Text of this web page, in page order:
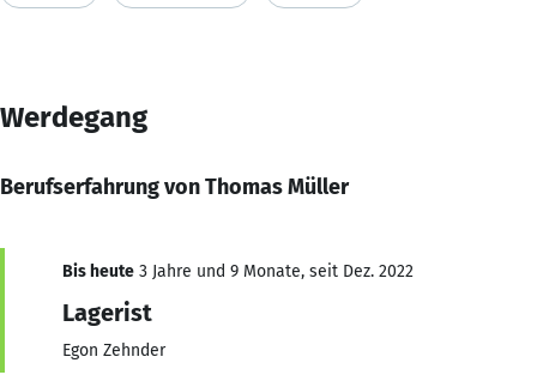
Werdegang
Berufserfahrung von Thomas Müller
Bis heute 3 Jahre und 9 Monate, seit Dez. 2022
Lagerist
Egon Zehnder